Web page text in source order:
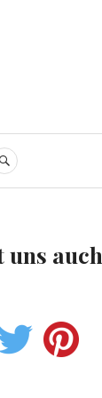
SUCHE
uns auch